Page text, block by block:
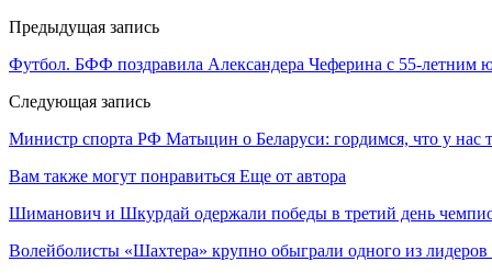
Предыдущая запись
Футбол. БФФ поздравила Александера Чеферина с 55-летним
Следующая запись
Министр спорта РФ Матыцин о Беларуси: гордимся, что у нас
Вам также могут понравиться Еще от автора
Шиманович и Шкурдай одержали победы в третий день
Волейболисты «Шахтера» крупно обыграли одного из